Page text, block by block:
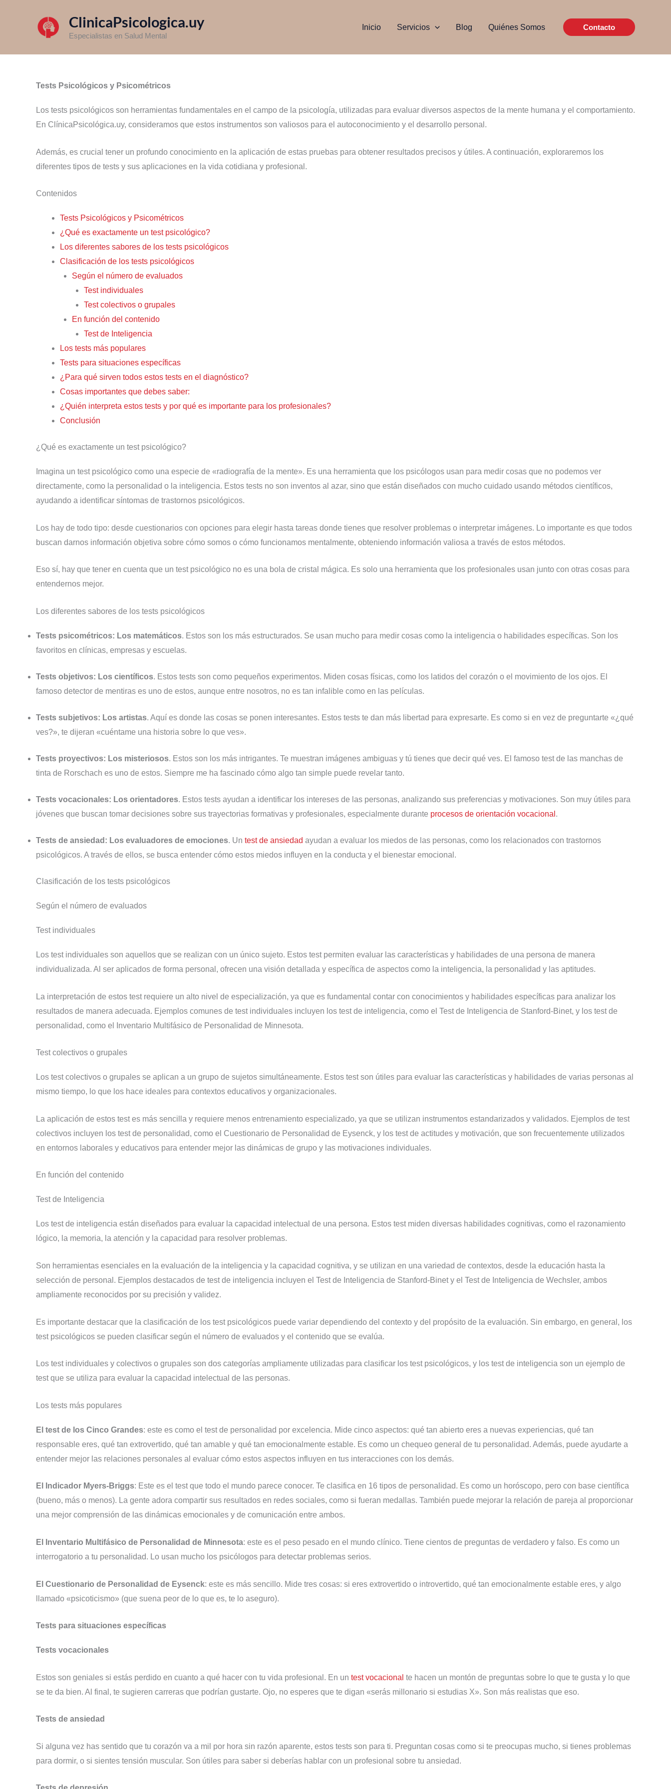
ClinicaPsicologica.uy
Especialistas en Salud Mental
Inicio Servicios Blog Quiénes Somos Contacto
Tests Psicológicos y Psicométricos
Los tests psicológicos son herramientas fundamentales en el campo de la psicología, utilizadas para evaluar diversos aspectos de la mente humana y el comportamiento.
En ClínicaPsicológica.uy, consideramos que estos instrumentos son valiosos para el autoconocimiento y el desarrollo personal.
Además, es crucial tener un profundo conocimiento en la aplicación de estas pruebas para obtener resultados precisos y útiles. A continuación, exploraremos los
diferentes tipos de tests y sus aplicaciones en la vida cotidiana y profesional.
Contenidos
Tests Psicológicos y Psicométricos
¿Qué es exactamente un test psicológico?
Los diferentes sabores de los tests psicológicos
Clasificación de los tests psicológicos
Según el número de evaluados
Test individuales
Test colectivos o grupales
En función del contenido
Test de Inteligencia
Los tests más populares
Tests para situaciones específicas
¿Para qué sirven todos estos tests en el diagnóstico?
Cosas importantes que debes saber:
¿Quién interpreta estos tests y por qué es importante para los profesionales?
Conclusión
¿Qué es exactamente un test psicológico?
Imagina un test psicológico como una especie de «radiografía de la mente». Es una herramienta que los psicólogos usan para medir cosas que no podemos ver
directamente, como la personalidad o la inteligencia. Estos tests no son inventos al azar, sino que están diseñados con mucho cuidado usando métodos científicos,
ayudando a identificar síntomas de trastornos psicológicos.
Los hay de todo tipo: desde cuestionarios con opciones para elegir hasta tareas donde tienes que resolver problemas o interpretar imágenes. Lo importante es que todos
buscan darnos información objetiva sobre cómo somos o cómo funcionamos mentalmente, obteniendo información valiosa a través de estos métodos.
Eso sí, hay que tener en cuenta que un test psicológico no es una bola de cristal mágica. Es solo una herramienta que los profesionales usan junto con otras cosas para
entendernos mejor.
Los diferentes sabores de los tests psicológicos
Tests psicométricos: Los matemáticos. Estos son los más estructurados. Se usan mucho para medir cosas como la inteligencia o habilidades específicas. Son los
favoritos en clínicas, empresas y escuelas.
Tests objetivos: Los científicos. Estos tests son como pequeños experimentos. Miden cosas físicas, como los latidos del corazón o el movimiento de los ojos. El
famoso detector de mentiras es uno de estos, aunque entre nosotros, no es tan infalible como en las películas.
Tests subjetivos: Los artistas. Aquí es donde las cosas se ponen interesantes. Estos tests te dan más libertad para expresarte. Es como si en vez de preguntarte «¿qué
ves?», te dijeran «cuéntame una historia sobre lo que ves».
Tests proyectivos: Los misteriosos. Estos son los más intrigantes. Te muestran imágenes ambiguas y tú tienes que decir qué ves. El famoso test de las manchas de
tinta de Rorschach es uno de estos. Siempre me ha fascinado cómo algo tan simple puede revelar tanto.
Tests vocacionales: Los orientadores. Estos tests ayudan a identificar los intereses de las personas, analizando sus preferencias y motivaciones. Son muy útiles para
jóvenes que buscan tomar decisiones sobre sus trayectorias formativas y profesionales, especialmente durante procesos de orientación vocacional .
Tests de ansiedad: Los evaluadores de emociones. Un test de ansiedad ayudan a evaluar los miedos de las personas, como los relacionados con trastornos
psicológicos. A través de ellos, se busca entender cómo estos miedos influyen en la conducta y el bienestar emocional.
Clasificación de los tests psicológicos
Según el número de evaluados
Test individuales
Los test individuales son aquellos que se realizan con un único sujeto. Estos test permiten evaluar las características y habilidades de una persona de manera
individualizada. Al ser aplicados de forma personal, ofrecen una visión detallada y específica de aspectos como la inteligencia, la personalidad y las aptitudes.
La interpretación de estos test requiere un alto nivel de especialización, ya que es fundamental contar con conocimientos y habilidades específicas para analizar los
resultados de manera adecuada. Ejemplos comunes de test individuales incluyen los test de inteligencia, como el Test de Inteligencia de Stanford-Binet, y los test de
personalidad, como el Inventario Multifásico de Personalidad de Minnesota.
Test colectivos o grupales
Los test colectivos o grupales se aplican a un grupo de sujetos simultáneamente. Estos test son útiles para evaluar las características y habilidades de varias personas al
mismo tiempo, lo que los hace ideales para contextos educativos y organizacionales.
La aplicación de estos test es más sencilla y requiere menos entrenamiento especializado, ya que se utilizan instrumentos estandarizados y validados. Ejemplos de test
colectivos incluyen los test de personalidad, como el Cuestionario de Personalidad de Eysenck, y los test de actitudes y motivación, que son frecuentemente utilizados
en entornos laborales y educativos para entender mejor las dinámicas de grupo y las motivaciones individuales.
En función del contenido
Test de Inteligencia
Los test de inteligencia están diseñados para evaluar la capacidad intelectual de una persona. Estos test miden diversas habilidades cognitivas, como el razonamiento
lógico, la memoria, la atención y la capacidad para resolver problemas.
Son herramientas esenciales en la evaluación de la inteligencia y la capacidad cognitiva, y se utilizan en una variedad de contextos, desde la educación hasta la
selección de personal. Ejemplos destacados de test de inteligencia incluyen el Test de Inteligencia de Stanford-Binet y el Test de Inteligencia de Wechsler, ambos
ampliamente reconocidos por su precisión y validez.
Es importante destacar que la clasificación de los test psicológicos puede variar dependiendo del contexto y del propósito de la evaluación. Sin embargo, en general, los
test psicológicos se pueden clasificar según el número de evaluados y el contenido que se evalúa.
Los test individuales y colectivos o grupales son dos categorías ampliamente utilizadas para clasificar los test psicológicos, y los test de inteligencia son un ejemplo de
test que se utiliza para evaluar la capacidad intelectual de las personas.
Los tests más populares
El test de los Cinco Grandes: este es como el test de personalidad por excelencia. Mide cinco aspectos: qué tan abierto eres a nuevas experiencias, qué tan
responsable eres, qué tan extrovertido, qué tan amable y qué tan emocionalmente estable. Es como un chequeo general de tu personalidad. Además, puede ayudarte a
entender mejor las relaciones personales al evaluar cómo estos aspectos influyen en tus interacciones con los demás.
El Indicador Myers-Briggs: Este es el test que todo el mundo parece conocer. Te clasifica en 16 tipos de personalidad. Es como un horóscopo, pero con base científica
(bueno, más o menos). La gente adora compartir sus resultados en redes sociales, como si fueran medallas. También puede mejorar la relación de pareja al proporcionar
una mejor comprensión de las dinámicas emocionales y de comunicación entre ambos.
El Inventario Multifásico de Personalidad de Minnesota: este es el peso pesado en el mundo clínico. Tiene cientos de preguntas de verdadero y falso. Es como un
interrogatorio a tu personalidad. Lo usan mucho los psicólogos para detectar problemas serios.
El Cuestionario de Personalidad de Eysenck: este es más sencillo. Mide tres cosas: si eres extrovertido o introvertido, qué tan emocionalmente estable eres, y algo
llamado «psicoticismo» (que suena peor de lo que es, te lo aseguro).
Tests para situaciones específicas
Tests vocacionales
Estos son geniales si estás perdido en cuanto a qué hacer con tu vida profesional. En un test vocacional te hacen un montón de preguntas sobre lo que te gusta y lo que
se te da bien. Al final, te sugieren carreras que podrían gustarte. Ojo, no esperes que te digan «serás millonario si estudias X». Son más realistas que eso.
Tests de ansiedad
Si alguna vez has sentido que tu corazón va a mil por hora sin razón aparente, estos tests son para ti. Preguntan cosas como si te preocupas mucho, si tienes problemas
para dormir, o si sientes tensión muscular. Son útiles para saber si deberías hablar con un profesional sobre tu ansiedad.